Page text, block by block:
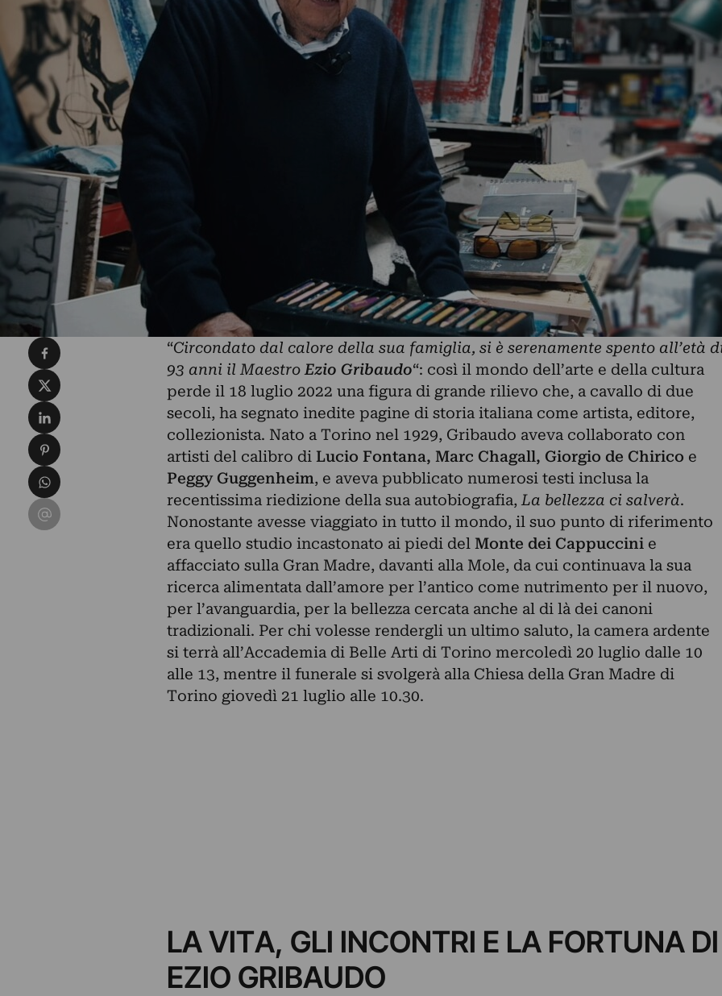
“Circondato dal calore della sua famiglia, si è serenamente spento all’età
93 anni il MaestroEzio Gribaudo“: così il mondo dell’arte e della cultura
perde il 18 luglio 2022 una figura di grande rilievo che, a cavallo di due
secoli, ha segnato inedite pagine di storia italiana come artista, editore,
collezionista. Nato a Torino nel 1929, Gribaudo aveva collaborato con
artisti del calibro di Lucio Fontana, Marc Chagall, Giorgio de Chirico e
Peggy Guggenheim, e aveva pubblicato numerosi testi inclusa la
recentissima riedizione della sua autobiografia, La bellezza ci salverà.
Nonostante avesse viaggiato in tutto il mondo, il suo punto di riferimento
era quello studio incastonato ai piedi del Monte dei Cappuccinie
affacciato sulla Gran Madre, davanti alla Mole, da cui continuava la sua
ricerca alimentata dall’amore per l’antico come nutrimento per il nuovo,
per l’avanguardia, per la bellezza cercata anche al di là dei canoni
tradizionali. Per chi volesse rendergli un ultimo saluto, la camera ardente
si terrà all’Accademia di Belle Arti di Torino mercoledì 20 luglio dalle 10
alle 13, mentre il funerale si svolgerà alla Chiesa della Gran Madre di
Torino giovedì 21 luglio alle 10.30.
LA VITA, GLI INCONTRI E LA FORTUNA DI
EZIO GRIBAUDO
Condividi su Facebook
Condividi su X
Condividi su LinkedIn
Condividi su Pinterest
Condividi su WhatsApp
Condividi su Email